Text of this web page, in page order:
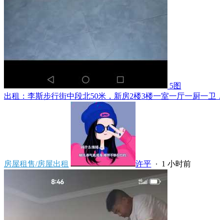
5图
出租：李斯步行街中段北50米，新房2楼3楼一室一厅一厨一卫
房屋租售/房屋出租 许平 · 1 小时前